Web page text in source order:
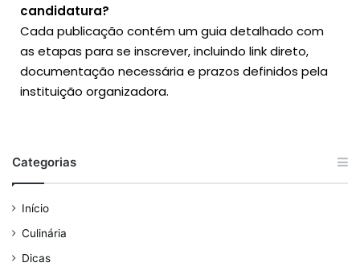
candidatura?
Cada publicação contém um guia detalhado com
as etapas para se inscrever, incluindo link direto,
documentação necessária e prazos definidos pela
instituição organizadora.
Categorias
Início
Culinária
Dicas